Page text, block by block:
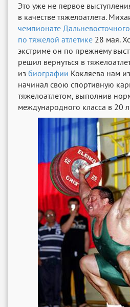
Это уже не первое
в качестве тяжелоатлета.
чемпионате
по тяжелой атлетике 28 мая.
экстриме он по прежнему
решил вернуться в
из биографии Кокляева нам
начинал свою спортивную
тяжелоатлетом, выполнив
международного класса в 20